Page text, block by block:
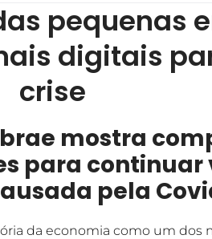
pequenas
digitais
crise
mostra
para continuar
pela
da economia como um dos